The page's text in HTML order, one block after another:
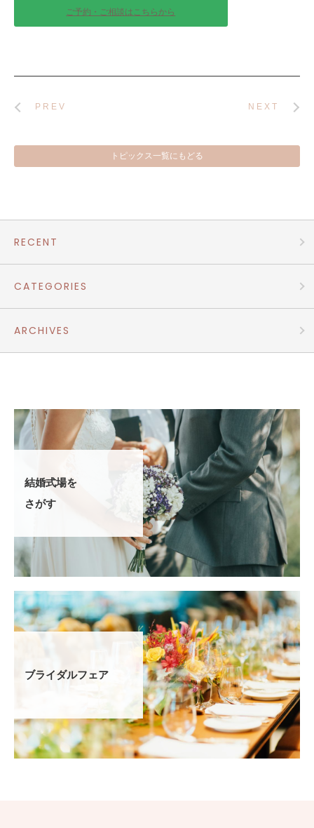
ご予約・ご相談はこちらから
PREV NEXT
トピックス一覧にもどる
RECENT
CATEGORIES
ARCHIVES
結婚式場を
さがす
ブライダルフェア